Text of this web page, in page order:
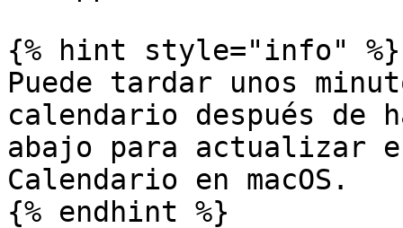
{% hint style="info" %}
Puede tardar unos
calendario después
abajo para actualizar
Calendario en macOS.
{% endhint %}